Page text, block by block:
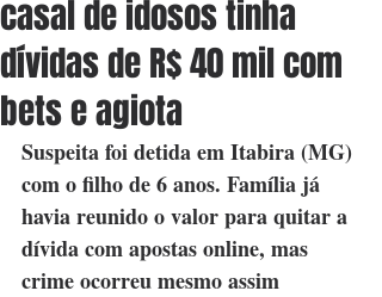
casal de idosos tinha
dívidas de R$ 40 mil com
bets e agiota
Suspeita foi detida em Itabira (MG)
com o filho de 6 anos. Família já
havia reunido o valor para quitar a
dívida com apostas online, mas
crime ocorreu mesmo assim